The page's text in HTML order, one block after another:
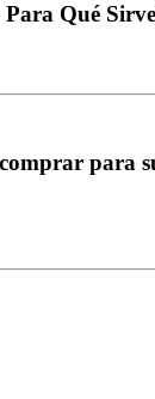
Qué
para